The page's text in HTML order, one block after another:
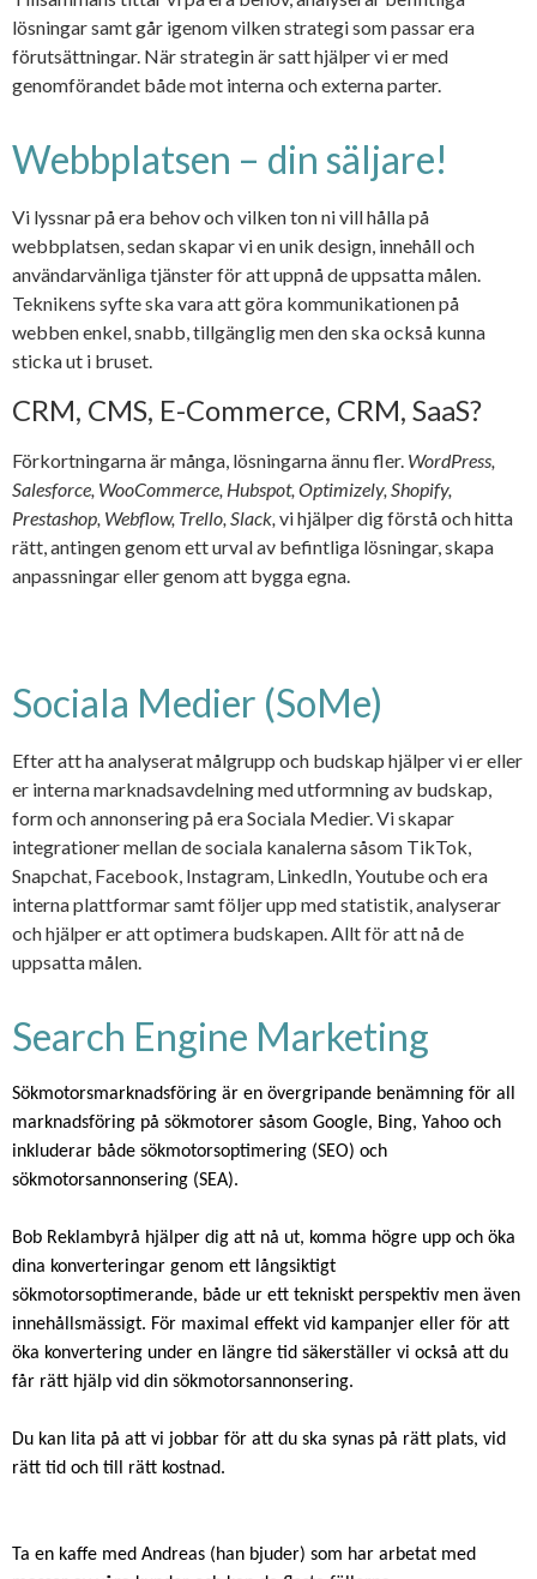
lösningar samt går igenom vilken strategi som passar era
förutsättningar. När strategin är satt hjälper vi er med
genomförandet både mot interna och externa parter.
Webbplatsen – din säljare!
Vi lyssnar på era behov och vilken ton ni vill hålla på
webbplatsen, sedan skapar vi en unik design, innehåll och
användarvänliga tjänster för att uppnå de uppsatta målen.
Teknikens syfte ska vara att göra kommunikationen på
webben enkel, snabb, tillgänglig men den ska också kunna
sticka ut i bruset.
CRM, CMS, E-Commerce, CRM, SaaS?
Förkortningarna är många, lösningarna ännu fler. WordPress,
Salesforce, WooCommerce, Hubspot, Optimizely, Shopify,
Prestashop, Webflow, Trello, Slack, vi hjälper dig förstå och hitta
rätt, antingen genom ett urval av befintliga lösningar, skapa
anpassningar eller genom att bygga egna.
Sociala Medier (SoMe)
Efter att ha analyserat målgrupp och budskap hjälper vi er eller
er interna marknadsavdelning med utformning av budskap,
form och annonsering på era Sociala Medier. Vi skapar
integrationer mellan de sociala kanalerna såsom TikTok,
Snapchat, Facebook, Instagram, LinkedIn, Youtube och era
interna plattformar samt följer upp med statistik, analyserar
och hjälper er att optimera budskapen. Allt för att nå de
uppsatta målen.
Search Engine Marketing
Sökmotorsmarknadsföring är en övergripande benämning för all
marknadsföring på sökmotorer såsom Google, Bing, Yahoo och
inkluderar både sökmotorsoptimering (SEO) och
sökmotorsannonsering (SEA).
Bob Reklambyrå hjälper dig att nå ut, komma högre upp och öka
dina konverteringar genom ett långsiktigt
sökmotorsoptimerande, både ur ett tekniskt perspektiv men även
innehållsmässigt. För maximal effekt vid kampanjer eller för att
öka konvertering under en längre tid säkerställer vi också att du
får rätt hjälp vid din sökmotorsannonsering.
Du kan lita på att vi jobbar för att du ska synas på rätt plats, vid
rätt tid och till rätt kostnad.
Ta en kaffe med Andreas (han bjuder) som har arbetat med